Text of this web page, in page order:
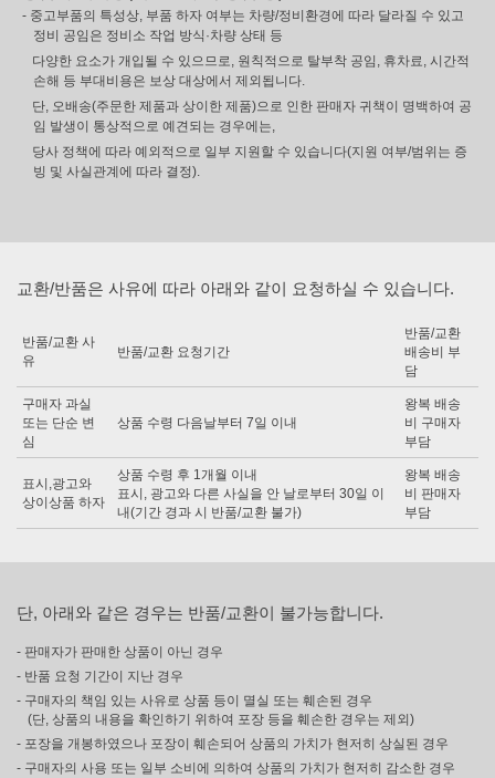
- 중고부품의 특성상, 부품 하자 여부는 차량/정비환경에 따라 달라질 수 있고
정비 공임은 정비소 작업 방식·차량 상태 등
다양한 요소가 개입될 수 있으므로, 원칙적으로 탈부착 공임, 휴차료, 시간적
손해 등 부대비용은 보상 대상에서 제외됩니다.
단, 오배송(주문한 제품과 상이한 제품)으로 인한 판매자 귀책이 명백하여 공
임 발생이 통상적으로 예견되는 경우에는,
당사 정책에 따라 예외적으로 일부 지원할 수 있습니다(지원 여부/범위는 증
빙 및 사실관계에 따라 결정).
교환/반품은 사유에 따라 아래와 같이 요청하실 수 있습니다.
반품/교환 사
유
반품/교환 요청기간
반품/교환
배송비 부
담
구매자 과실
또는 단순 변
심
상품 수령 다음날부터 7일 이내
왕복 배송
비 구매자
부담
표시,광고와
상이상품 하자
상품 수령 후 1개월 이내
표시, 광고와 다른 사실을 안 날로부터 30일 이
내(기간 경과 시 반품/교환 불가)
왕복 배송
비 판매자
부담
단, 아래와 같은 경우는 반품/교환이 불가능합니다.
- 판매자가 판매한 상품이 아닌 경우
- 반품 요청 기간이 지난 경우
- 구매자의 책임 있는 사유로 상품 등이 멸실 또는 훼손된 경우
(단, 상품의 내용을 확인하기 위하여 포장 등을 훼손한 경우는 제외)
- 포장을 개봉하였으나 포장이 훼손되어 상품의 가치가 현저히 상실된 경우
- 구매자의 사용 또는 일부 소비에 의하여 상품의 가치가 현저히 감소한 경우